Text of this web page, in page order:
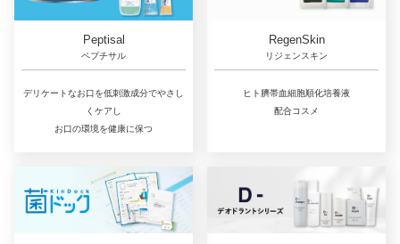
Peptisal
ペプチサル
デリケートなお口を低刺激成分でやさし
くケアし
お口の環境を健康に保つ
RegenSkin
リジェンスキン
ヒト臍帯血細胞順化培養液
配合コスメ